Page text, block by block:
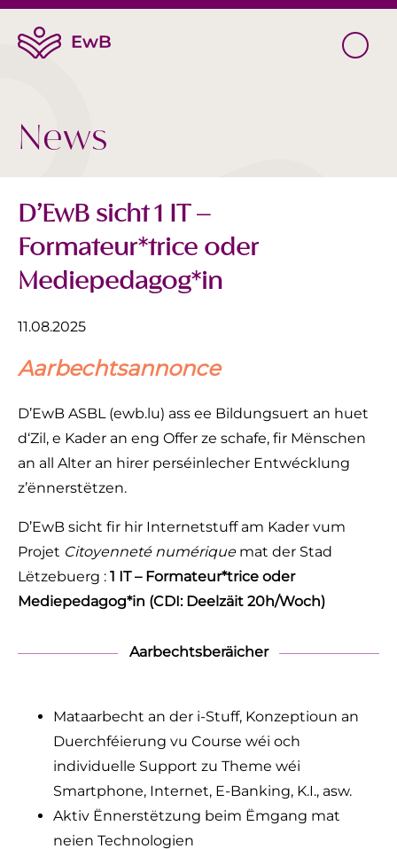
News
D’EwB sicht 1 IT –
Formateur*trice oder
Mediepedagog*in
11.08.2025
Aarbechtsannonce
D’EwB ASBL (ewb.lu) ass ee Bildungsuert an huet
d‘Zil, e Kader an eng Offer ze schafe, fir Mënschen
an all Alter an hirer perséinlecher Entwécklung
z’ënnerstëtzen.
D’EwB sicht fir hir Internetstuff am Kader vum
Projet Citoyenneté numériquemat der Stad
Lëtzebuerg : 1 IT – Formateur*trice oder
Mediepedagog*in (CDI: Deelzäit 20h/Woch)
Aarbechtsberäicher
Mataarbecht an der i-Stuff, Konzeptioun an
Duerchféierung vu Course wéi och
individuelle Support zu Theme wéi
Smartphone, Internet, E-Banking, K.I., asw.
Aktiv Ënnerstëtzung beim Ëmgang mat
neien Technologien